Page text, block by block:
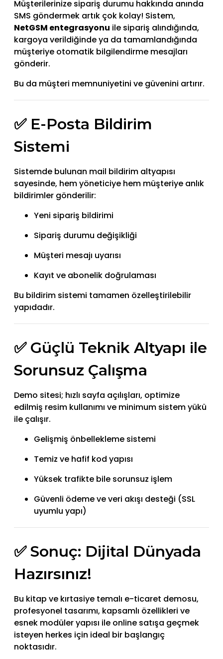
Müşterilerinize sipariş durumu hakkında anında
SMS göndermek artık çok kolay! Sistem,
NetGSM entegrasyonu ile sipariş alındığında,
kargoya verildiğinde ya da tamamlandığında
müşteriye otomatik bilgilendirme mesajları
gönderir.
Bu da müşteri memnuniyetini ve güvenini artırır.
✅ E-Posta Bildirim
Sistemi
Sistemde bulunan mail bildirim altyapısı
sayesinde, hem yöneticiye hem müşteriye anlık
bildirimler gönderilir:
Yeni sipariş bildirimi
Sipariş durumu değişikliği
Müşteri mesajı uyarısı
Kayıt ve abonelik doğrulaması
Bu bildirim sistemi tamamen özelleştirilebilir
yapıdadır.
✅ Güçlü Teknik Altyapı ile
Sorunsuz Çalışma
Demo sitesi; hızlı sayfa açılışları, optimize
edilmiş resim kullanımı ve minimum sistem yükü
ile çalışır.
Gelişmiş önbellekleme sistemi
Temiz ve hafif kod yapısı
Yüksek trafikte bile sorunsuz işlem
Güvenli ödeme ve veri akışı desteği (SSL
uyumlu yapı)
✅ Sonuç: Dijital Dünyada
Hazırsınız!
Bu kitap ve kırtasiye temalı e-ticaret demosu,
profesyonel tasarımı, kapsamlı özellikleri ve
esnek modüler yapısı ile online satışa geçmek
isteyen herkes için ideal bir başlangıç
noktasıdır.